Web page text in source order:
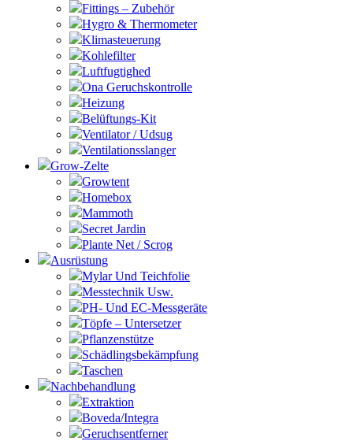
Fittings – Zubehör
Hygro & Thermometer
Klimasteuerung
Kohlefilter
Luftfugtighed
Ona Geruchskontrolle
Heizung
Belüftungs-Kit
Ventilator / Udsug
Ventilationsslanger
Grow-Zelte
Growtent
Homebox
Mammoth
Secret Jardin
Plante Net / Scrog
Ausrüstung
Mylar Und Teichfolie
Messtechnik Usw.
PH- Und EC-Messgeräte
Töpfe – Untersetzer
Pflanzenstütze
Schädlingsbekämpfung
Taschen
Nachbehandlung
Extraktion
Boveda/Integra
Geruchsentferner